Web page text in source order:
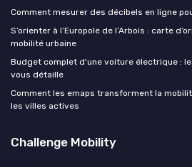
Comment mesurer des décibels en ligne
S’orienter à l’Europole de l’Arbois : carte
mobilité urbaine
Budget complet d'une voiture électrique :
vous détaille
Comment les emaps transforment la
les villes actives
Challenge Mobility